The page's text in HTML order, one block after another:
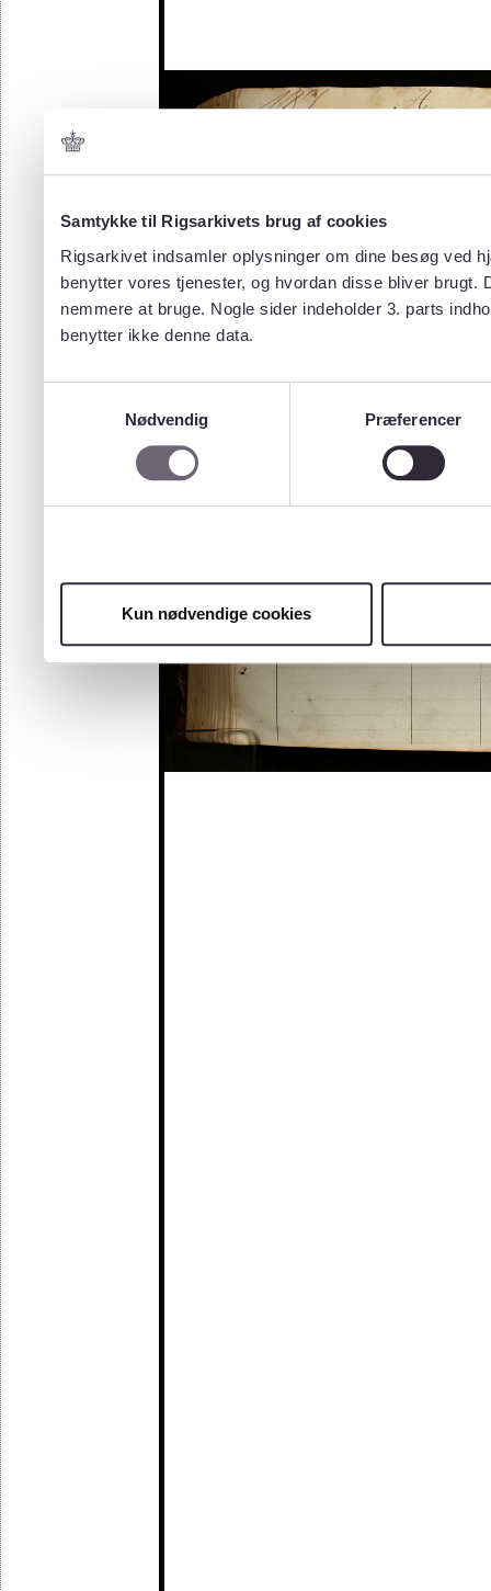
Samtykke til Rigsarkivets brug af cookies
Rigsarkivet indsamler oplysninger om dine besøg ved
benytter vores tjenester, og hvordan disse bliver
nemmere at bruge. Nogle sider indeholder 3. parts
benytter ikke denne data.
Nødvendig
Præferencer
Kun nødvendige cookies